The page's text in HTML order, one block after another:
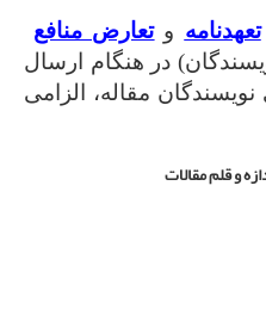
تعهدنامه وتعارض منافع
در هنگام ارسال
نویسندگان مقاله، الزامی
و قلم مقالات